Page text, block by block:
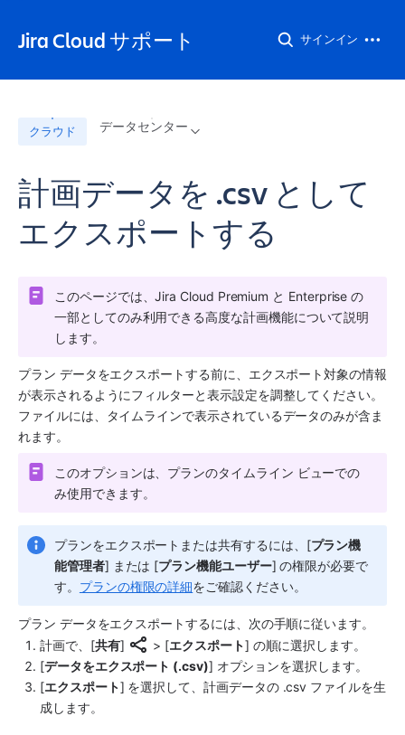
Jira Cloud サポート サインイン
クラウド データセンター
計画データを .csv として
エクスポートする
このページでは、Jira Cloud Premium と Enterprise の
一部としてのみ利用できる高度な計画機能について説明
します。
プラン データをエクスポートする前に、エクスポート対象の情報
が表示されるようにフィルターと表示設定を調整してください。
ファイルには、タイムラインで表示されているデータのみが含ま
れます。
このオプションは、 プランのタイムライン ビューでの
み使用できます。
プランをエクスポートまたは共有するには、[プラン機
能管理者] または [プラン機能ユーザー] の権限が必要で
す。 プランの権限の詳細をご確認ください。
プラン データをエクスポートするには、次の手順に従います。
計画で、[共有] > [エクスポート] の順に選択します。
[データをエクスポート (.csv)] オプションを選択します。
[エクスポート] を選択して、 計画データの .csv ファイルを生
成します。